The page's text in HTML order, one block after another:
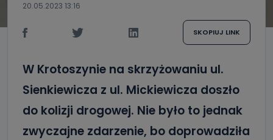
20.05.2023 13:16
SKOPIUJ LINK
W Krotoszynie na skrzyżowaniu ul.
Sienkiewicza z ul. Mickiewicza doszło
do kolizji drogowej. Nie było to jednak
zwyczajne zdarzenie, bo doprowadziła